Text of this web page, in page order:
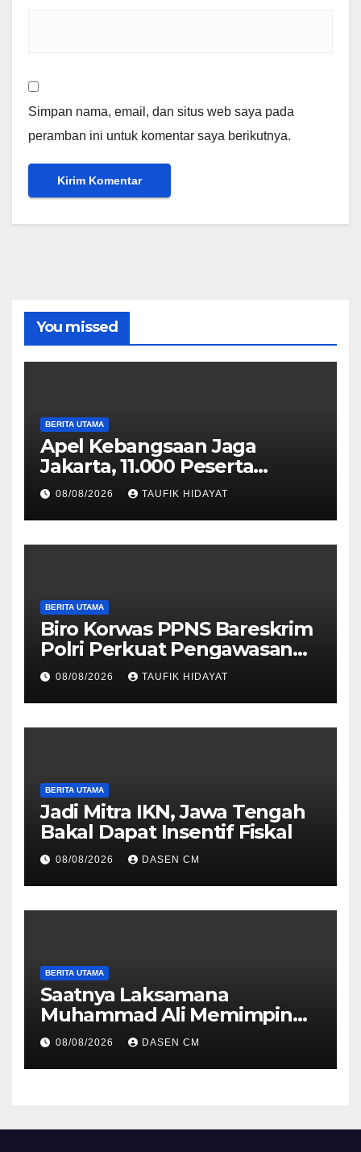
Simpan nama, email, dan situs web saya pada
peramban ini untuk komentar saya berikutnya.
You missed
BERITA UTAMA
Apel Kebangsaan Jaga
Jakarta, 11.000 Peserta
Perkuat Komitmen Menjaga
Ibu Kota
08/08/2026 TAUFIK HIDAYAT
BERITA UTAMA
Biro Korwas PPNS Bareskrim
Polri Perkuat Pengawasan
untuk Dorong Penegakan
Hukum yang Profesional
08/08/2026 TAUFIK HIDAYAT
BERITA UTAMA
Jadi Mitra IKN, Jawa Tengah
Bakal Dapat Insentif Fiskal
08/08/2026 DASEN CM
BERITA UTAMA
Saatnya Laksamana
Muhammad Ali Memimpin
TNI: Menjaga Keseimbangan
Politik dan Soliditas
Antarmatra
08/08/2026 DASEN CM